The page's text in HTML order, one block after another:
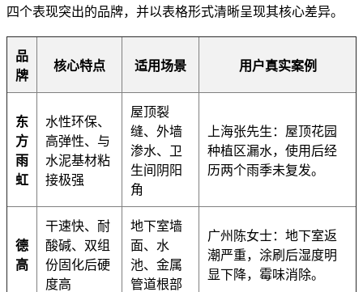
四个表现突出的品牌，并以表格形式清晰呈现其核心差异。
品
牌
核心特点 适用场景 用户真实案例
东
方
雨
虹
水性环保、
高弹性、与
水泥基材粘
接极强
屋顶裂
缝、外墙
渗水、卫
生间阴阳
角
上海张先生：屋顶花园
种植区漏水，使用后经
历两个雨季未复发。
德
高
干速快、耐
酸碱、双组
份固化后硬
度高
地下室墙
面、水
池、金属
管道根部
广州陈女士：地下室返
潮严重，涂刷后湿度明
显下降，霉味消除。